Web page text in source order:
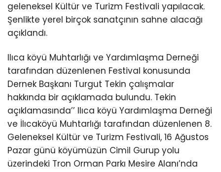
geleneksel Kültür ve Turizm Festivali yapılacak.
Şenlikte yerel birçok sanatçının sahne alacağı
açıklandı.
Ilıca köyü Muhtarlığı ve Yardımlaşma Derneği
tarafından düzenlenen Festival konusunda
Dernek Başkanı Turgut Tekin çalışmalar
hakkında bir açıklamada bulundu. Tekin
açıklamasında’’ Ilıca köyü Yardımlaşma Derneği
ve İlıcaköyü Muhtarlığı tarafından düzenlenen 8.
Geleneksel Kültür ve Turizm Festivali, 16 Ağustos
Pazar günü köyümüzün Cimil Gurup yolu
üzerindeki Tron Orman Parkı Mesire Alanı’nda